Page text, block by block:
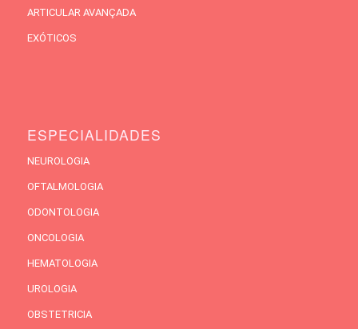
ARTICULAR AVANÇADA
EXÓTICOS
ESPECIALIDADES
NEUROLOGIA
OFTALMOLOGIA
ODONTOLOGIA
ONCOLOGIA
HEMATOLOGIA
UROLOGIA
OBSTETRICIA